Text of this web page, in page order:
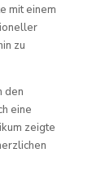
mit einem
zu
den
eine
zeigte